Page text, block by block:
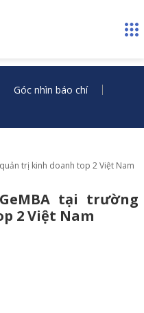
Góc nhìn báo chí
trị kinh doanh top 2 Việt Nam
tại trường
2 Việt Nam